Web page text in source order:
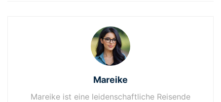
Mareike
Mareike ist eine leidenschaftliche Reisende